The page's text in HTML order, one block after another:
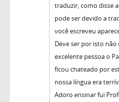
traduzir, como disse
pode ser devido a
você escreveu
Deve ser por isto
excelente pessoa o
ficou chateado por
nossa língua era
Adoro ensinar fui